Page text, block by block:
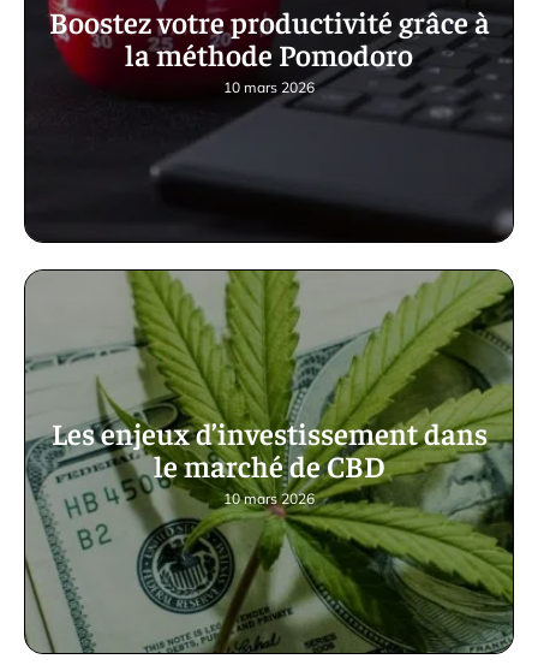
Boostez votre productivité grâce à
la méthode Pomodoro
10 mars 2026
Les enjeux d’investissement dans
le marché de CBD
10 mars 2026